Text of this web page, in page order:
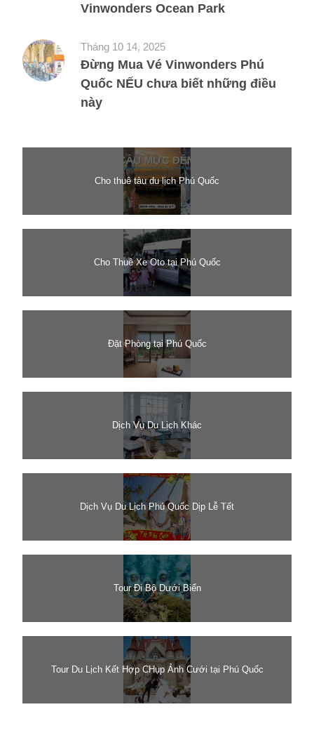
Vinwonders Ocean Park
Tháng 10 14, 2025
Đừng Mua Vé Vinwonders Phú
Quốc NẾU chưa biết những điều
này
Cho thuê tàu du lịch Phú Quốc
Cho Thuê Xe Oto tại Phú Quốc
Đặt Phòng tại Phú Quốc
Dịch Vụ Du Lịch Khác
Dịch Vụ Du Lịch Phú Quốc Dịp Lễ Tết
Tour Đi Bộ Dưới Biển
Tour Du Lịch Kết Hợp CHụp Ảnh Cưới tại Phú Quốc